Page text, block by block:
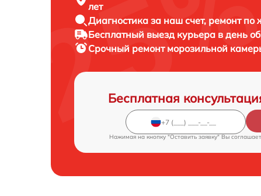
лет
Диагностика за наш счет, ремонт по
Бесплатный выезд курьера в день
Срочный ремонт морозильной
Бесплатная
Нажимая на кнопку "Оставить заявку" Вы